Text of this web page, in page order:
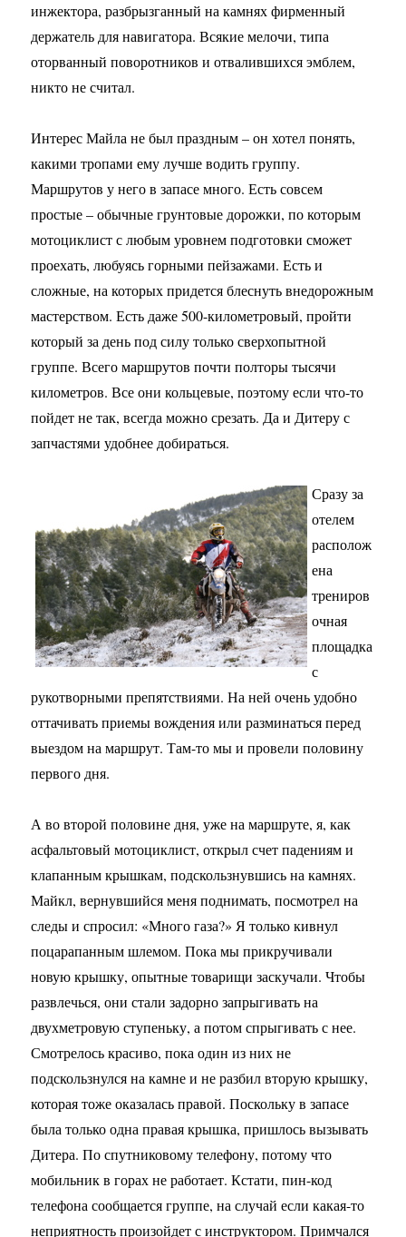
инжектора, разбрызганный на камнях фирменный
держатель для навигатора. Всякие мелочи, типа
оторванный поворотников и отвалившихся эмблем,
никто не считал.
Интерес Майла не был праздным – он хотел понять,
какими тропами ему лучше водить группу.
Маршрутов у него в запасе много. Есть совсем
простые – обычные грунтовые дорожки, по которым
мотоциклист с любым уровнем подготовки сможет
проехать, любуясь горными пейзажами. Есть и
сложные, на которых придется блеснуть внедорожным
мастерством. Есть даже 500-километровый, пройти
который за день под силу только сверхопытной
группе. Всего маршрутов почти полторы тысячи
километров. Все они кольцевые, поэтому если что-то
пойдет не так, всегда можно срезать. Да и Дитеру с
запчастями удобнее добираться.
Сразу за
отелем
располож
ена
трениров
очная
площадка
с
рукотворными препятствиями. На ней очень удобно
оттачивать приемы вождения или разминаться перед
выездом на маршрут. Там-то мы и провели половину
первого дня.
А во второй половине дня, уже на маршруте, я, как
асфальтовый мотоциклист, открыл счет падениям и
клапанным крышкам, подскользнувшись на камнях.
Майкл, вернувшийся меня поднимать, посмотрел на
следы и спросил: «Много газа?» Я только кивнул
поцарапанным шлемом. Пока мы прикручивали
новую крышку, опытные товарищи заскучали. Чтобы
развлечься, они стали задорно запрыгивать на
двухметровую ступеньку, а потом спрыгивать с нее.
Смотрелось красиво, пока один из них не
подскользнулся на камне и не разбил вторую крышку,
которая тоже оказалась правой. Поскольку в запасе
была только одна правая крышка, пришлось вызывать
Дитера. По спутниковому телефону, потому что
мобильник в горах не работает. Кстати, пин-код
телефона сообщается группе, на случай если какая-то
неприятность произойдет с инструктором. Примчался